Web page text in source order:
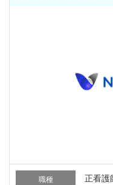
職種 正看護